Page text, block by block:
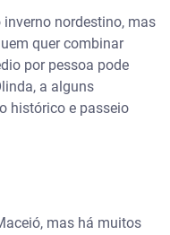
nordestino, mas
quer combinar
por pessoa pode
a alguns
histórico e passeio
mas há muitos